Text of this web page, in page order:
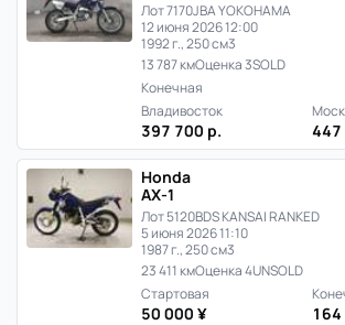
Лот 7170JBA YOKOHAMA
12 июня 2026 12:00
1992 г., 250 см3
13 787 кмОценка 3SOLD
Конечная
Владивосток
397 700 р. 447
Honda
AX-1
Лот 5120BDS KANSAI RANKED
5 июня 2026 11:10
1987 г., 250 см3
23 411 кмОценка 4UNSOLD
Стартовая
50 000 ¥